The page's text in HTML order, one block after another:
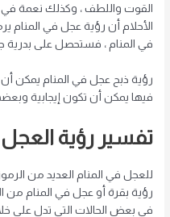
القوت واللطف ، وكذلك نعمة
الأحلام أن رؤية عجل في المنام
في المنام ، فستحصل على بدرية
رؤية ذبح عجل في المنام يمكن
فيها يمكن أن تكون إيجابية
تفسير رؤية
للعجل في المنام العديد من
رؤية بقرة أو عجل في المنام من
في بعض الحالات التي تدل على